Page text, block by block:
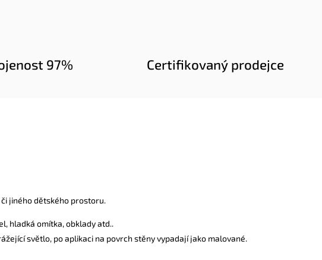
97% Certifikovaný prodejce
jiného dětského prostoru.
hladká omítka, obklady atd..
světlo, po aplikaci na povrch stěny vypadají jako malované.